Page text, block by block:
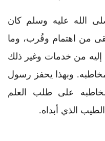
الله عليه وسلم كان
من اهتمام وقُرب، وما
إليه من خدمات وغير ذلك
لمخاطبه. وبهذا يحفز رسول
على طلب العلم
الذي أبداه.